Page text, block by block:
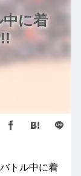
に着
トル中に着